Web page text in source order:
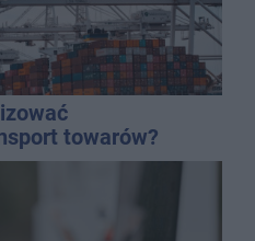
towarów?